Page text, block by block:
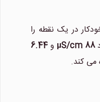
در یک نقطه را
88 µS/cm و6.44
می کند.